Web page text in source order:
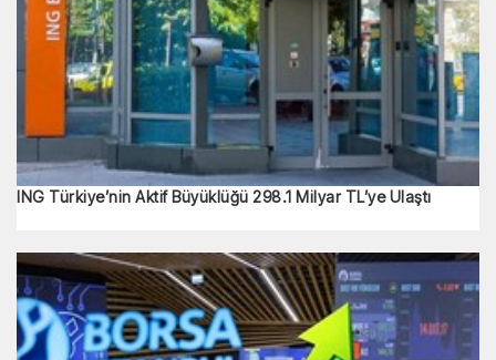
ING Türkiye’nin Aktif Büyüklüğü 298.1 Milyar TL’ye Ulaştı